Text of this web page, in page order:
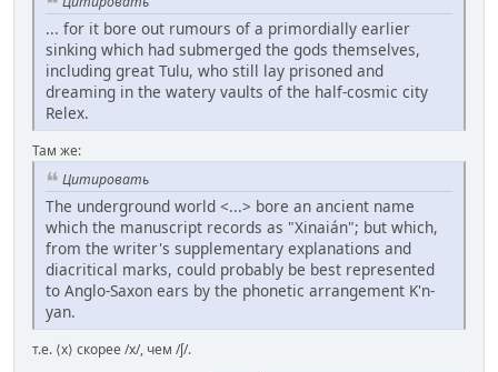
... for it bore out rumours of a primordially earlier
sinking which had submerged the gods themselves,
including great Tulu, who still lay prisoned and
dreaming in the watery vaults of the half-cosmic city
Relex.
Там же:
Цитировать
The underground world <...> bore an ancient name
which the manuscript records as "Xinaián"; but which,
from the writer's supplementary explanations and
diacritical marks, could probably be best represented
to Anglo-Saxon ears by the phonetic arrangement K'n-
yan.
т.е. ⟨x⟩ скорее /x/, чем /ʃ/.